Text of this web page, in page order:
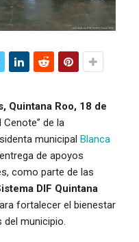
Quintana Roo, 18 de
Cenote” de la
municipal Blanca
de apoyos
como parte de las
DIF Quintana
fortalecer el bienestar
municipio.